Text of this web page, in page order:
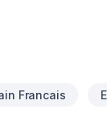
Francais